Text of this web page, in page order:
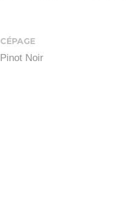
CÉPAGE
Pinot Noir